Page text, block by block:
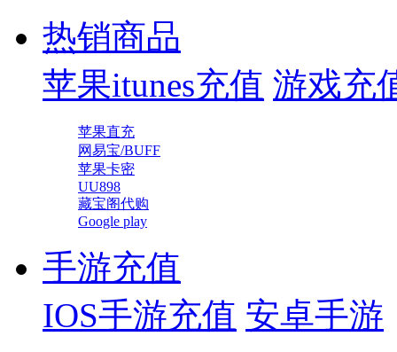
热销商品
苹果itunes充值 游戏充
苹果直充
网易宝/BUFF
苹果卡密
UU898
藏宝阁代购
Google play
手游充值
IOS手游充值 安卓手游